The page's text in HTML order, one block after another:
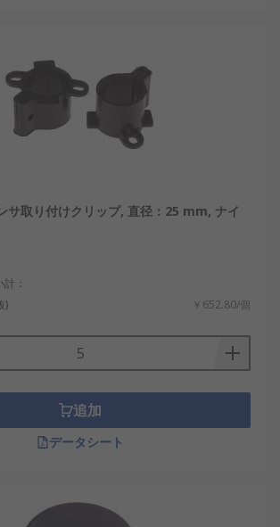
サ取り付けクリップ, 直径：25 mm, ナイ
：
) ￥652.80/個
追加
データシート